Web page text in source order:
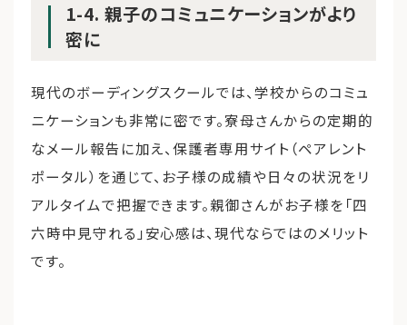
1-4. 親子のコミュニケーションがより
密に
現代のボーディングスクールでは、学校からのコミュ
ニケーションも非常に密です。寮母さんからの定期的
なメール報告に加え、保護者専用サイト（ペアレント
ポータル）を通じて、お子様の成績や日々の状況をリ
アルタイムで把握できます。親御さんがお子様を「四
六時中見守れる」安心感は、現代ならではのメリット
です。